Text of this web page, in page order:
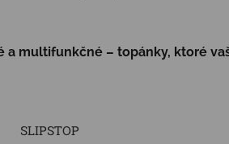
a multifunkčné – topánky, ktoré